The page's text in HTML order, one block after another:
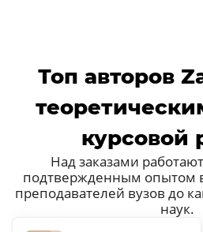
Топ авторов
курсовой
Над заказами
подтвержденным опытом
преподавателей вузов до
наук.